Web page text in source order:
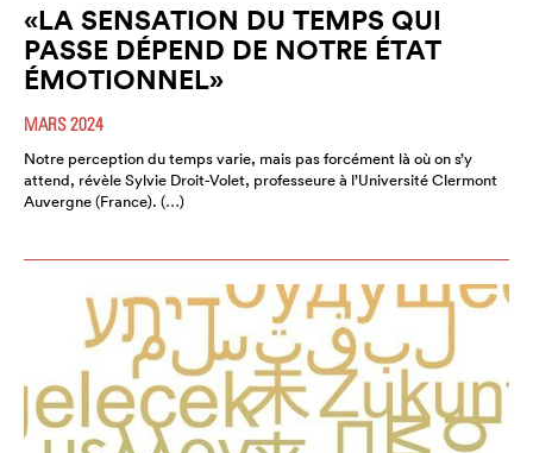
«LA SENSATION DU TEMPS QUI
PASSE DÉPEND DE NOTRE ÉTAT
ÉMOTIONNEL»
MARS 2024
Notre perception du temps varie, mais pas forcément là où on s’y
attend, révèle Sylvie Droit-Volet, professeure à l’Université Clermont
Auvergne (France). (…)